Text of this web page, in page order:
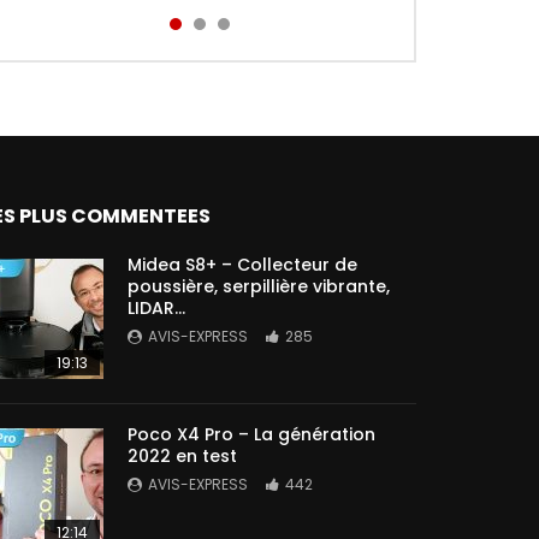
PLUS COMMENTEES
19:13
Midea S8+ – Collecteur de
poussière, serpillière vibrante,
LIDAR…
AVIS-EXPRESS 285
12:14
Poco X4 Pro – La génération
2022 en test
AVIS-EXPRESS 442